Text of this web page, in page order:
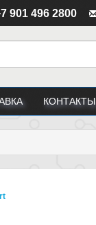
901 496 2800
КОНТАКТЫ